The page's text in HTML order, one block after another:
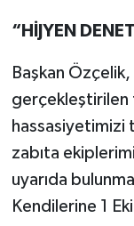
“HİJYEN
Başkan
gerçekleştirilen
hassasiyetimizi
zabıta
uyarıda
Kendilerine 1